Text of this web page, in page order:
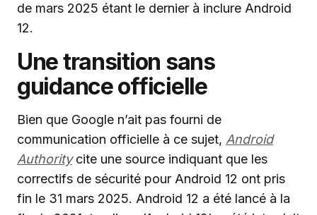
de mars 2025 étant le dernier à inclure Android
12.
Une transition sans
guidance officielle
Bien que Google n’ait pas fourni de
communication officielle à ce sujet, Android
Authoritycite une source indiquant que les
correctifs de sécurité pour Android 12 ont pris
fin le 31 mars 2025. Android 12 a été lancé à la